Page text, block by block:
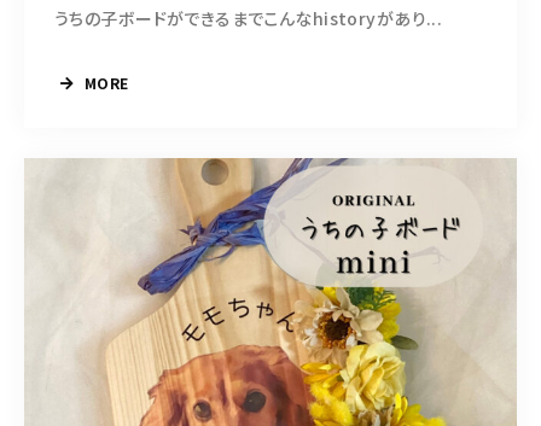
うちの子ボードができるまでこんなhistoryがあり...
MORE